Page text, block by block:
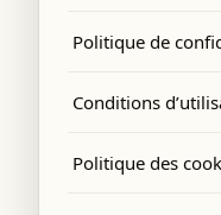
Politique de
Conditions
Politique des